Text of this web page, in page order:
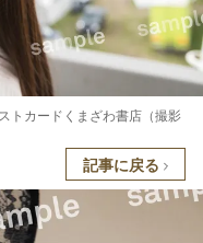
トカードくまざわ書店（撮影
記事に戻る